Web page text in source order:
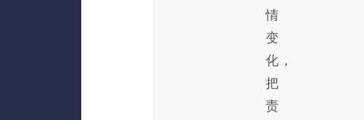
情
变
化，
把
责